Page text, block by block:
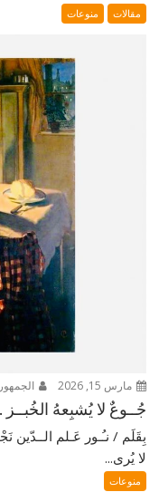
مقالات منوعات
مارس 15, 2026
جُــوعٌ لا يُشبِعهُ الخُبــز
بِقَلَم / نـُـور عَـلم
لا يُرى...
منوعات